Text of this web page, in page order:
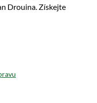
Drouina. Získejte